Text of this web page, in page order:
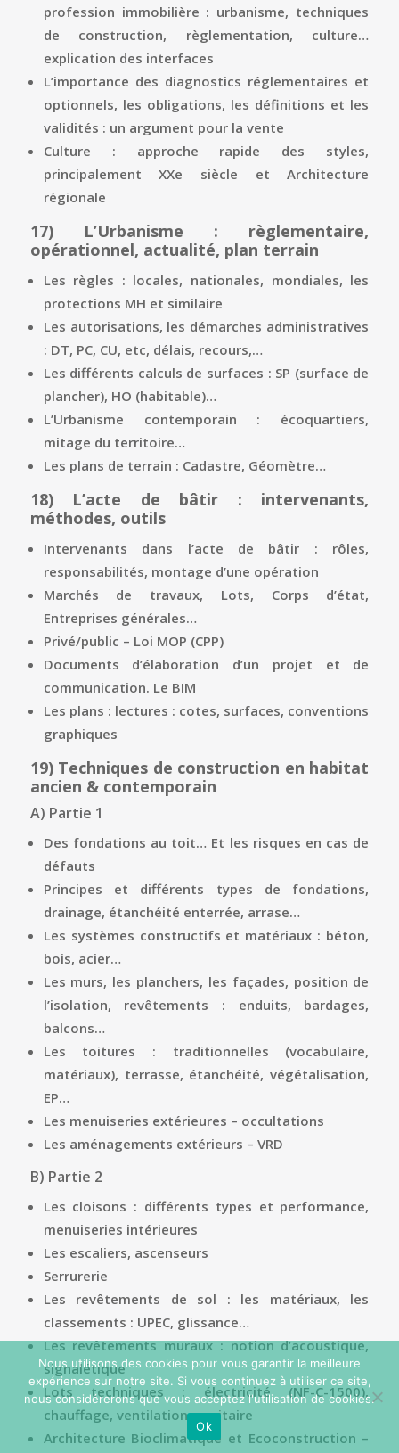
profession immobilière : urbanisme, techniques
de construction, règlementation, culture…
explication des interfaces
L’importance des diagnostics réglementaires et
optionnels, les obligations, les définitions et les
validités : un argument pour la vente
Culture : approche rapide des styles,
principalement XXe siècle et Architecture
régionale
17) L’Urbanisme : règlementaire,
opérationnel, actualité, plan terrain
Les règles : locales, nationales, mondiales, les
protections MH et similaire
Les autorisations, les démarches administratives
: DT, PC, CU, etc, délais, recours,…
Les différents calculs de surfaces : SP (surface de
plancher), HO (habitable)…
L’Urbanisme contemporain : écoquartiers,
mitage du territoire…
Les plans de terrain : Cadastre, Géomètre…
18) L’acte de bâtir : intervenants,
méthodes, outils
Intervenants dans l’acte de bâtir : rôles,
responsabilités, montage d’une opération
Marchés de travaux, Lots, Corps d’état,
Entreprises générales…
Privé/public – Loi MOP (CPP)
Documents d’élaboration d’un projet et de
communication. Le BIM
Les plans : lectures : cotes, surfaces, conventions
graphiques
19) Techniques de construction en habitat
ancien & contemporain
A) Partie 1
Des fondations au toit… Et les risques en cas de
défauts
Principes et différents types de fondations,
drainage, étanchéité enterrée, arrase…
Les systèmes constructifs et matériaux : béton,
bois, acier…
Les murs, les planchers, les façades, position de
l’isolation, revêtements : enduits, bardages,
balcons…
Les toitures : traditionnelles (vocabulaire,
matériaux), terrasse, étanchéité, végétalisation,
EP…
Les menuiseries extérieures – occultations
Les aménagements extérieurs – VRD
B) Partie 2
Les cloisons : différents types et performance,
menuiseries intérieures
Les escaliers, ascenseurs
Serrurerie
Les revêtements de sol : les matériaux, les
classements : UPEC, glissance…
Les revêtements muraux : notion d’acoustique,
signalétique
Lots techniques : électricité (NF-C-1500),
chauffage, ventilation, sanitaire
Architecture Bioclimatique et Ecoconstruction –
Nous utilisons des cookies pour vous garantir la meilleure
expérience sur notre site. Si vous continuez à utiliser ce site,
nous considérerons que vous acceptez l'utilisation de cookies.
Ok